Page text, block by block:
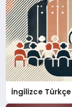
İngilizce